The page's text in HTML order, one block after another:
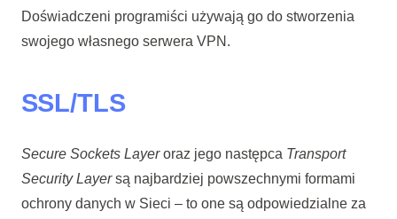
Doświadczeni programiści używają go do stworzenia
swojego własnego serwera VPN.
SSL/TLS
Secure Sockets Layeroraz jego następca Transport
Security Layersą najbardziej powszechnymi formami
ochrony danych w Sieci – to one są odpowiedzialne za